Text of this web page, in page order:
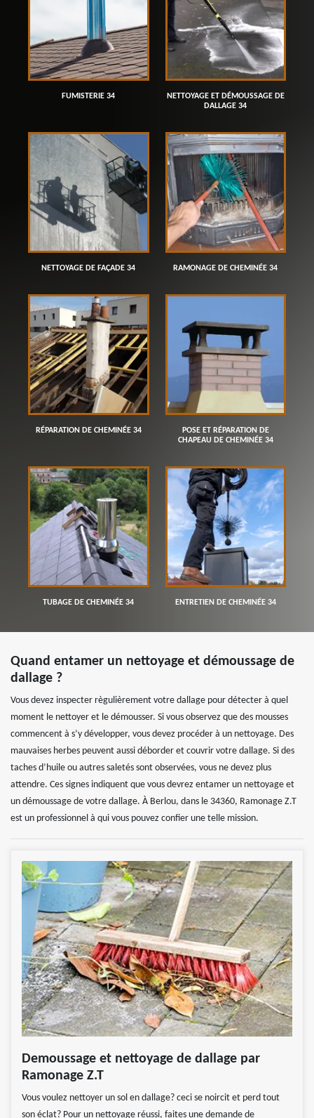
FUMISTERIE 34
NETTOYAGE ET DÉMOUSSAGE DE
DALLAGE 34
NETTOYAGE DE FAÇADE 34 RAMONAGE DE CHEMINÉE 34
RÉPARATION DE CHEMINÉE 34
POSE ET RÉPARATION DE
CHAPEAU DE CHEMINÉE 34
TUBAGE DE CHEMINÉE 34 ENTRETIEN DE CHEMINÉE 34
Quand entamer un nettoyage et démoussage de
dallage ?
Vous devez inspecter règulièrement votre dallage pour détecter à quel
moment le nettoyer et le démousser. Si vous observez que des mousses
commencent à s’y développer, vous devez procéder à un nettoyage. Des
mauvaises herbes peuvent aussi déborder et couvrir votre dallage. Si des
taches d’huile ou autres saletés sont observées, vous ne devez plus
attendre. Ces signes indiquent que vous devrez entamer un nettoyage et
un démoussage de votre dallage. À Berlou, dans le 34360, Ramonage Z.T
est un professionnel à qui vous pouvez confier une telle mission.
Demoussage et nettoyage de dallage par
Ramonage Z.T
Vous voulez nettoyer un sol en dallage? ceci se noircit et perd tout
son éclat? Pour un nettoyage réussi, faites une demande de